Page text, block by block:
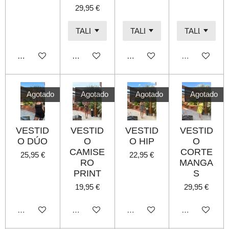
Añadir al carrito
29,95 €
Añadir al carrito Añadir al carrito Agotado
Agotado
VESTID
O DÚO
25,95 €
Agotado
Agotado
VESTID
O
CAMISE
RO
PRINT
19,95 €
Agotado
Agotado
VESTID
O HIP
22,95 €
Agotado
Agotado
VESTID
O
CORTE
MANGA
S
29,95 €
Agotado